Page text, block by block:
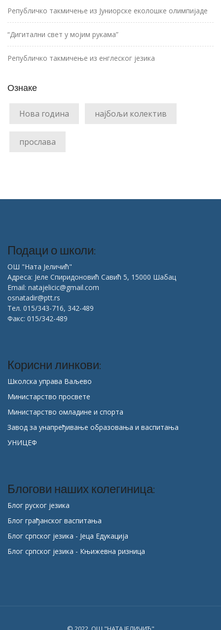
Републичко такмичење из Јуниорске еколошке олимпијаде
“Дигитални свет у мојим рукама”
Републичко такмичење из енглеског језика
Ознаке
Нова година најбољи колектив
прослава
Подаци о школи:
ОШ "Ната Јеличић"
Адреса: Јеле Спиридоновић Савић 5, 15000 Шабац
Email: natajelicic@gmail.com
osnatadir@ptt.rs
Тел. 015/343-716, 342-489
Факс: 015/342-489
Корисни линкови:
Школска управа Ваљево
Министарство просвете
Министарство омладине и спорта
Завод за унапређивање образовања и васпитања
УНИЦЕФ
Блогови наших колегиница:
Блог руског језика
Блог грађанског васпитања
Блог српског језика - Јеца Едукација
Блог српског језика - Књижевна ризница